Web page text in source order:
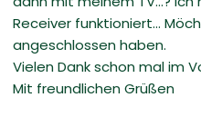
Receiver funktioniert...
angeschlossen haben.
Vielen Dank schon mal im
Mit freundlichen Grüßen